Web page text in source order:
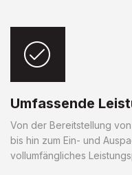
Umfassende
Von der Bereitstellung
bis hin zum Ein- und
vollumfängliches